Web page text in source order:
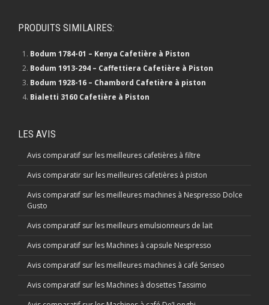
PRODUITS SIMILAIRES:
Bodum 1784-01 – Kenya Cafetière à Piston
Bodum 1913-294 – Caffettiera Cafetière à Piston
Bodum 1928-16 – Chambord Cafetière à piston
Bialetti 3160 Cafetière à Piston
LES AVIS
Avis comparatif sur les meilleures cafetières à filtre
Avis comparatir sur les meilleures cafetières à piston
Avis comparatif sur les meilleures machines à Nespresso Dolce
Gusto
Avis comparatif sur les meilleurs emulsionneurs de lait
Avis comparatif sur les Machines à capsule Nespresso
Avis comparatif sur les meilleures machines à café Senseo
Avis comparatif sur les Machines à dosettes Tassimo